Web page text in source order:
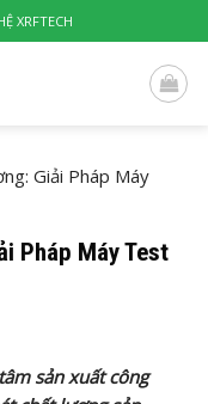
XRFTECH
Giải Pháp Máy
Pháp Máy Test
sản xuất công